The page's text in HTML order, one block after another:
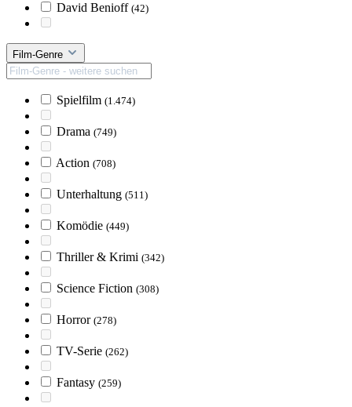
David Benioff (42)
Film-Genre
Spielfilm (1.474)
Drama (749)
Action (708)
Unterhaltung (511)
Komödie (449)
Thriller & Krimi (342)
Science Fiction (308)
Horror (278)
TV-Serie (262)
Fantasy (259)